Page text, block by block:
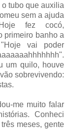
tubo que auxilia
sem a ajuda
fez cocó,
primeiro banho a
"Hoje vai poder
um quilo, houve
sobrevivendo:
me muito falar
Conheci
meses, gente